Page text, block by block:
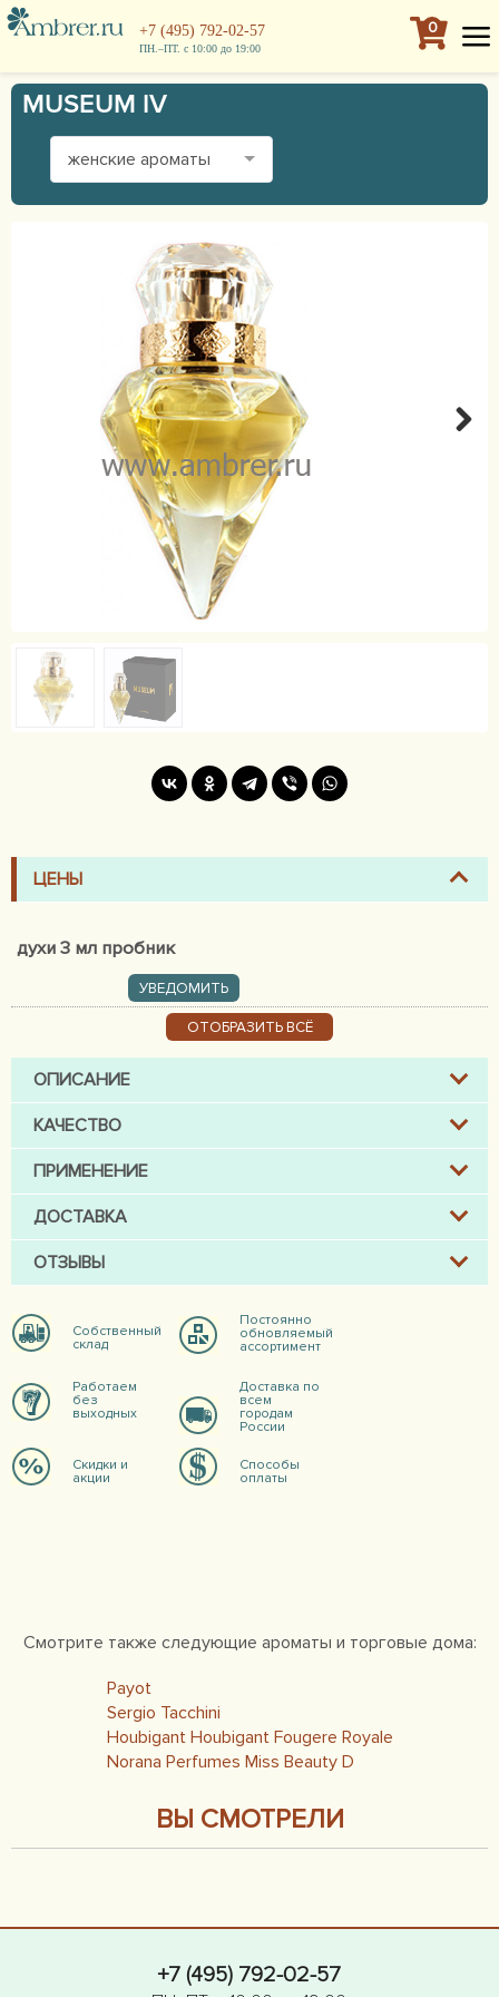
+7 (495) 792-02-57
ПН.–ПТ. с 10:00 до 19:00
0
MUSEUM IV
женские ароматы
ЦЕНЫ
духи 3 мл пробник
УВЕДОМИТЬ
ОТОБРАЗИТЬ ВСЁ
ОПИСАНИЕ
КАЧЕСТВО
ПРИМЕНЕНИЕ
ДОСТАВКА
ОТЗЫВЫ
Собственный
склад
Постоянно
обновляемый
ассортимент
Работаем
без
выходных
Доставка по
всем
городам
России
Скидки и
акции
Способы
оплаты
Смотрите также следующие ароматы и торговые дома:
Payot
Sergio Tacchini
Houbigant Houbigant Fougere Royale
Norana Perfumes Miss Beauty D
ВЫ СМОТРЕЛИ
+7 (495) 792-02-57